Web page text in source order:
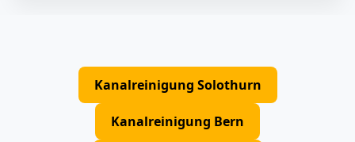
Kanalreinigung Solothurn
Kanalreinigung Bern